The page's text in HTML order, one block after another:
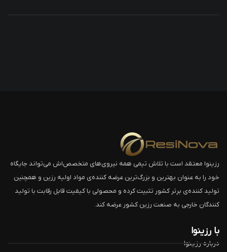
رزینوا معتقد است با تلاش تیمی همه نیروی‌های متخصص‌اش می‌تواند جایگاه
خود را به عنوان بهترین و بزرگ‌ترین عرضه کننده‌ی مواد اولیه رزین و همچنین
تولید کننده‌ی برتر کشور تثبیت کرده و محصولی با کیفیت قابل رقابت با تولید
کنندگان خارجی به صنعت رزین کشور عرضه کند.
با رزینوا
درباره رزینوا